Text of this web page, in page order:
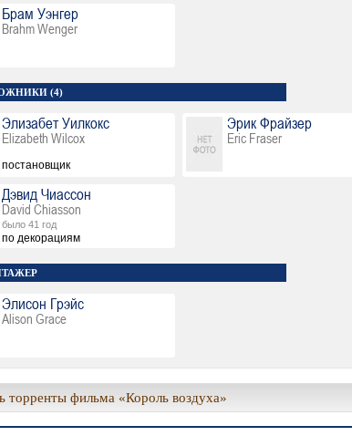
Брам Уэнгер
Brahm Wenger
(4)
Элизабет Уилкокс
Elizabeth Wilcox
постановщик
Эрик Фрайзер
Eric Fraser
Дэвид Чиассон
David Chiasson
было 41 год
по декорациям
Элисон Грэйс
Alison Grace
торренты фильма «Король воздуха»